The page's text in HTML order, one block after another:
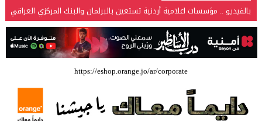
بالفيديو .. مؤسسات اعلامية أردنية تستعين بالبرلمان والبنك المركزي العراقي
في قضيتها مع طارق الحسن
بالفيديو .. إرادة القائد ثم التعليم ثم الصناعة والزراعة قذفت ببنجلاديش خلال
عشرين عاما من دخل الفرد ٤٠٠$ سنويا الى ٦٠٠٠ $ ، فهل نستطيع ؟؟؟؟؟
شركة تسابيح للسياحة والسفر تسير اول رحلة لحجاج بيت الله الحرام عبر مطار
الملكة علياء الدولي – صور
https://eshop.orange.jo/ar/corporate